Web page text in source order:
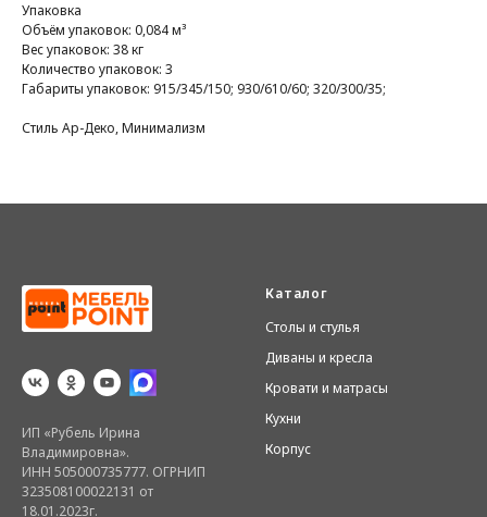
Упаковка
Объём упаковок: 0,084 м³
Вес упаковок: 38 кг
Количество упаковок: 3
Габариты упаковок: 915/345/150; 930/610/60; 320/300/35;
Стиль Ар-Деко, Минимализм
ИП «Рубель Ирина
Владимировна».
ИНН 505000735777. ОГРНИП
323508100022131 от
18.01.2023г.
Каталог
Столы и стулья
Диваны и кресла
Кровати и матрасы
Кухни
Корпус